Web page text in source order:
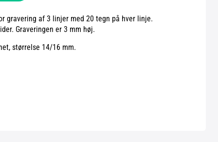
gravering af 3 linjer med 20 tegn på hver linje.
Graveringen er 3 mm høj.
størrelse 14/16 mm.